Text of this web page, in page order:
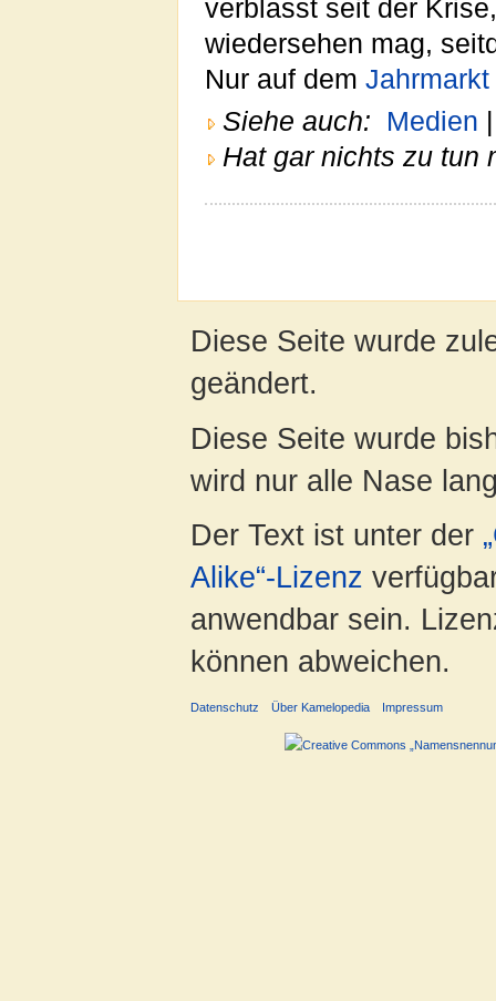
verblasst seit der
wiedersehen mag,
Nur auf dem Jahrmarkt
Siehe auch:
Medien
Hat gar nichts zu tun
Diese Seite wurde
geändert.
Diese Seite wurde
wird nur alle Nase
Der Text ist unter der
Alike“-Lizenz
anwendbar sein.
können abweichen.
Datenschutz Über Kamelopedia Impressum